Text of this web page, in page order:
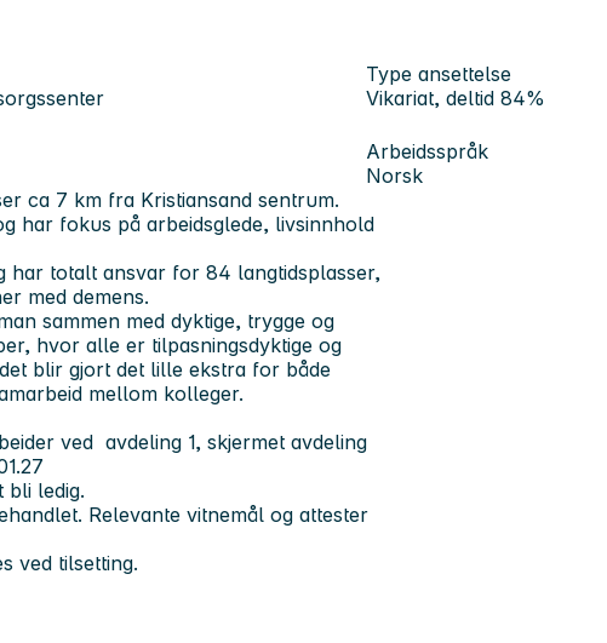
Type ansettelse
Vikariat, deltid 84%
Arbeidsspråk
Norsk
ca 7 km fra Kristiansand sentrum.
har fokus på arbeidsglede, livsinnhold
har totalt ansvar for 84 langtidsplasser,
med demens.
sammen med dyktige, trygge og
hvor alle er tilpasningsdyktige og
blir gjort det lille ekstra for både
mellom kolleger.
ved avdeling 1, skjermet avdeling
bli ledig.
Relevante vitnemål og attester
ved tilsetting.